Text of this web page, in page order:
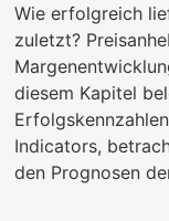
Wie erfolgreich
zuletzt?
diesem Kapitel
Indicators,
den Prognosen